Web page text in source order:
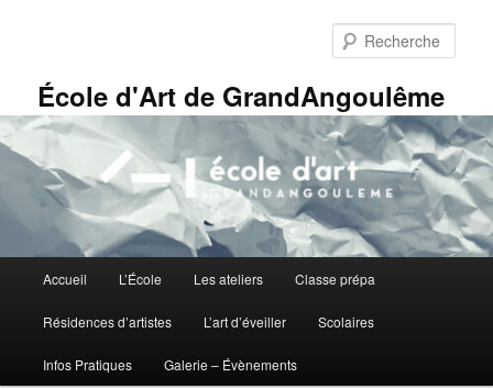
principalÉcole d'Art de GrandAngoulême
principal
Accueil L’École Les ateliers Classe prépa
Résidences d’artistes L’art d’éveiller Scolaires
Infos Pratiques Galerie – Évènements